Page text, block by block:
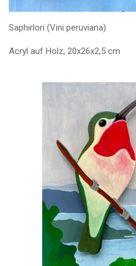
Saphirlori (Vini peruviana)
Acryl auf Holz, 20x26x2,5 cm